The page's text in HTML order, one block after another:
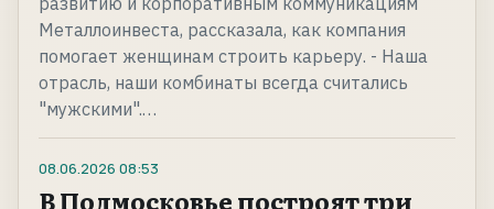
Металлоинвеста, рассказала, как компания
помогает женщинам строить карьеру. - Наша
отрасль, наши комбинаты всегда считались
"мужскими".…
08.06.2026 08:53
В Подмосковье построят три